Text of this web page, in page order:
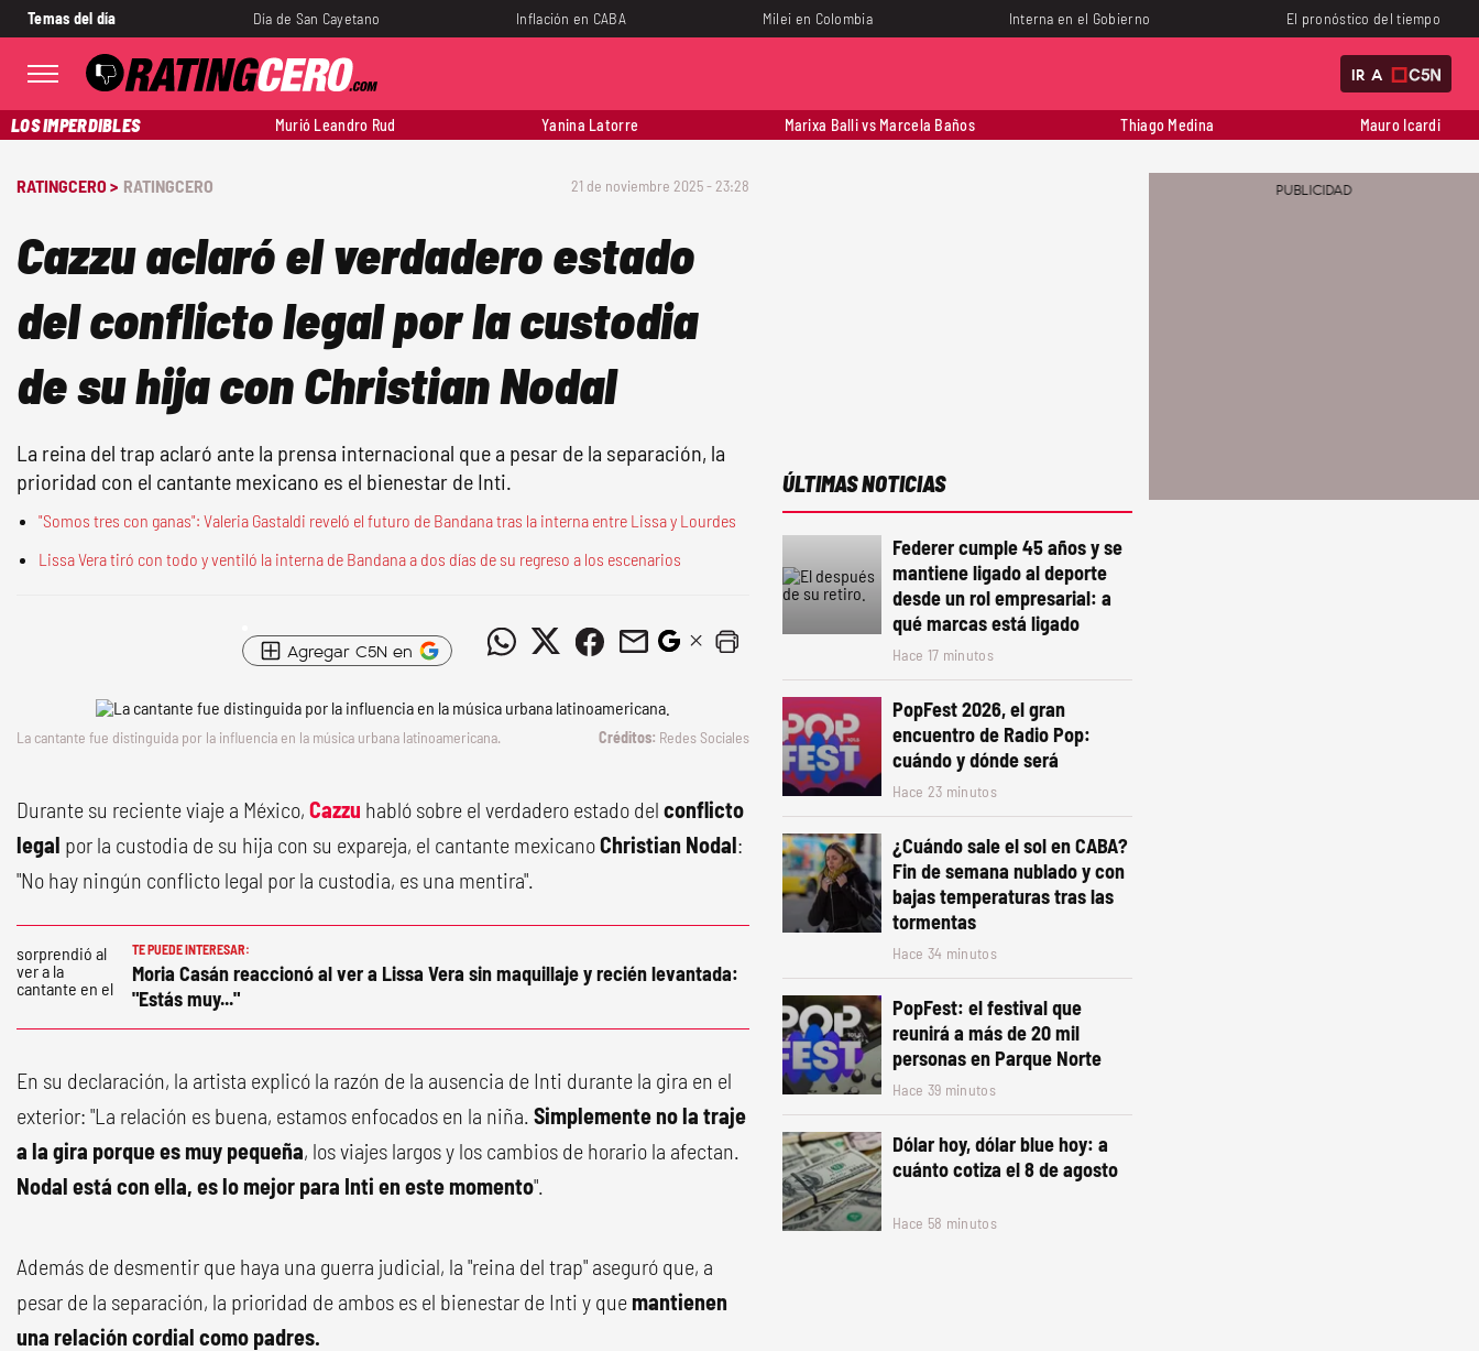
Temas del día Día de San Cayetano Inflación en CABA Milei en Colombia Interna en el Gobierno El pronóstico del tiempo
IR A
LOS IMPERDIBLES Murió Leandro Rud Yanina Latorre Marixa Balli vs Marcela Baños Thiago Medina Mauro Icardi
RATINGCERO > RATINGCERO 21 de noviembre 2025 - 23:28
Cazzu aclaró el verdadero estado
del conflicto legal por la custodia
de su hija con Christian Nodal
La reina del trap aclaró ante la prensa internacional que a pesar de la separación, la
prioridad con el cantante mexicano es el bienestar de Inti.
"Somos tres con ganas": Valeria Gastaldi reveló el futuro de Bandana tras la interna entre Lissa y Lourdes
Lissa Vera tiró con todo y ventiló la interna de Bandana a dos días de su regreso a los escenarios
Agregar C5N en
La cantante fue distinguida por la influencia en la música urbana latinoamericana. Redes Sociales
Durante su reciente viaje a México, Cazzu habló sobre el verdadero estado del conflicto
legal por la custodia de su hija con su expareja, el cantante mexicanoChristian Nodal:
"No hay ningún conflicto legal por la custodia, es una mentira".
TE PUEDE INTERESAR:
Moria Casán reaccionó al ver a Lissa Vera sin maquillaje y recién levantada:
"Estás muy..."
En su declaración, la artista explicó la razón de la ausencia de Inti durante la gira en el
exterior: "La relación es buena, estamos enfocados en la niña. Simplemente no la traje
a la gira porque es muy pequeña, los viajes largos y los cambios de horario la afectan.
Nodal está con ella, es lo mejor para Inti en este momento".
Además de desmentir que haya una guerra judicial, la "reina del trap" aseguró que, a
pesar de la separación, la prioridad de ambos es el bienestar de Inti y que mantienen
una relación cordial como padres.
ÚLTIMAS NOTICIAS
Federer cumple 45 años y se
mantiene ligado al deporte
desde un rol empresarial: a
qué marcas está ligado
Hace 17 minutos
PopFest 2026, el gran
encuentro de Radio Pop:
cuándo y dónde será
Hace 23 minutos
¿Cuándo sale el sol en CABA?
Fin de semana nublado y con
bajas temperaturas tras las
tormentas
Hace 34 minutos
PopFest: el festival que
reunirá a más de 20 mil
personas en Parque Norte
Hace 39 minutos
Dólar hoy, dólar blue hoy: a
cuánto cotiza el 8 de agosto
Hace 58 minutos